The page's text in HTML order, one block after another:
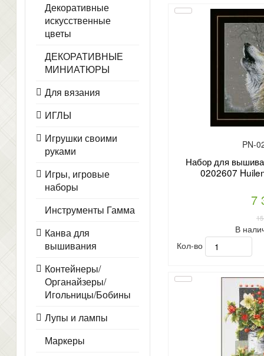
Декоративные
искусственные
цветы
ДЕКОРАТИВНЫЕ
МИНИАТЮРЫ
Для вязания
ИГЛЫ
Игрушки своими
руками
Игры, игровые
наборы
Инструменты Гамма
Канва для
вышивания
Контейнеры/
Органайзеры/
Игольницы/Бобины
Лупы и лампы
Маркеры
PN-
Набор для
0202607
7
В
Кол-во